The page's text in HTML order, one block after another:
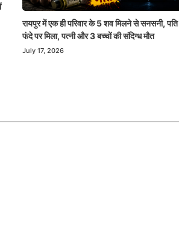
रायपुर में एक ही परिवार के 5 शव मिलने से सनसनी, पति
फंदे पर मिला, पत्नी और 3 बच्चों की संदिग्ध मौत
July 17, 2026